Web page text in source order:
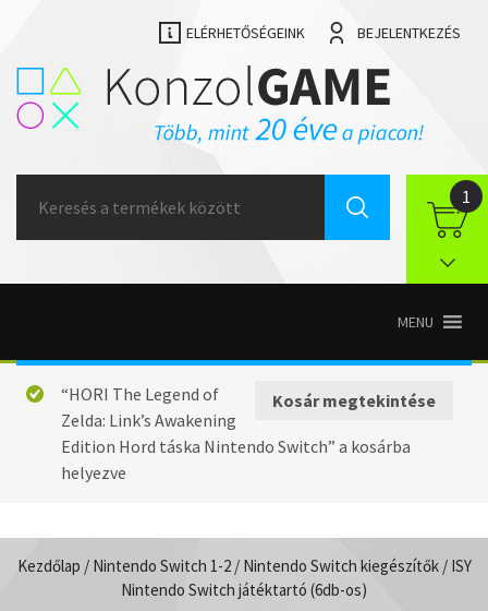
ELÉRHETŐSÉGEINK BEJELENTKEZÉS
for:
1
MENU
Kosár megtekintése
“HORI The Legend of
Zelda: Link’s Awakening
Edition Hord táska Nintendo Switch” a kosárba
helyezve
Kezdőlap / Nintendo Switch 1-2/ Nintendo Switch kiegészítők/ ISY
Nintendo Switch játéktartó (6db-os)